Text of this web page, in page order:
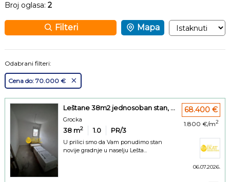
Broj oglasa: 2
Filteri Mapa
Odabrani filteri:
Cena do: 70.000 €
Leštane 38m2 jednosoban stan, ...
Grocka
38 m2 1.0 PR/3
U prilici smo da Vam ponudimo stan
novije gradnje u naselju Lešta...
68.400 €
1.800 €/m2
06.07.2026.